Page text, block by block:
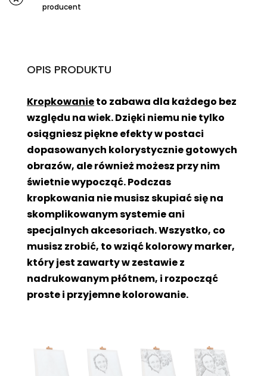
producent
OPIS PRODUKTU
Kropkowanieto zabawa dla każdego bez
względu na wiek. Dzięki niemu nie tylko
osiągniesz piękne efekty w postaci
dopasowanych kolorystycznie gotowych
obrazów, ale również możesz przy nim
świetnie wypocząć. Podczas
kropkowania nie musisz skupiać się na
skomplikowanym systemie ani
specjalnych akcesoriach. Wszystko, co
musisz zrobić, to wziąć kolorowy marker,
który jest zawarty w zestawie z
nadrukowanym płótnem, i rozpocząć
proste i przyjemne kolorowanie.